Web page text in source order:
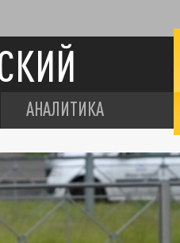
АНАЛИТИКА